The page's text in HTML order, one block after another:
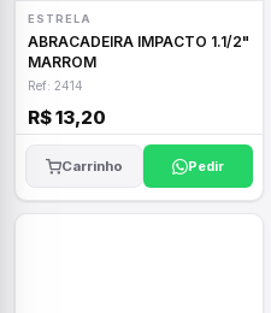
ESTRELA
ABRACADEIRA IMPACTO 1.1/2"
MARROM
Ref: 2414
R$ 13,20
Carrinho Pedir